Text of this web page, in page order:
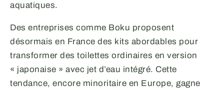
aquatiques.
Des entreprises comme Boku proposent
désormais en France des kits abordables pour
transformer des toilettes ordinaires en version
« japonaise » avec jet d’eau intégré. Cette
tendance, encore minoritaire en Europe, gagne